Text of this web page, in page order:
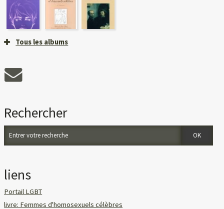
Tous les albums
Rechercher
liens
Portail LGBT
livre: Femmes d'homosexuels célèbres